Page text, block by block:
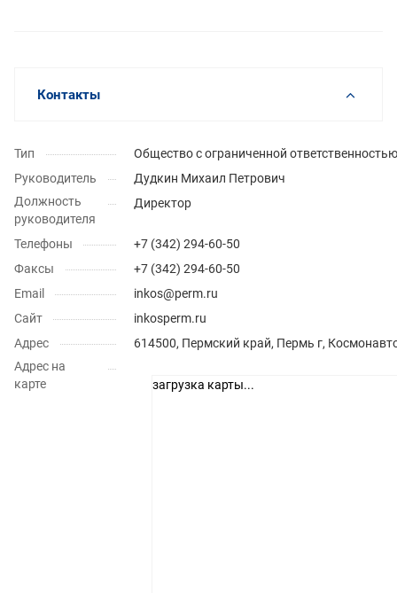
Контакты
Тип
Общество с ограниченной ответственностью
Руководитель
Дудкин Михаил Петрович
Должность
руководителя
Директор
Телефоны
+7 (342) 294-60-50
Факсы
+7 (342) 294-60-50
Email
inkos@perm.ru
Сайт
inkosperm.ru
Адрес
614500, Пермский край, Пермь г,
Адрес на
карте
загрузка карты...